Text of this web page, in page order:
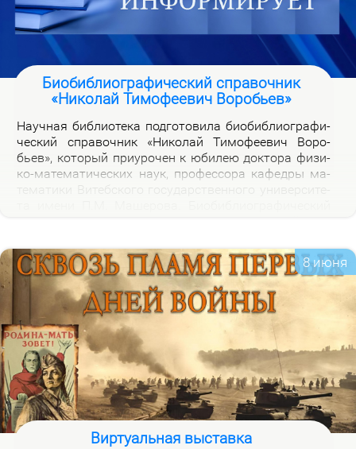
Биобиблиографический справочник
«Николай Тимофеевич Воробьев»
На­уч­ная биб­лио­те­ка под­го­то­ви­ла био­биб­лио­гра­фи­
че­ский спра­воч­ник «Ни­ко­лай Ти­мо­фе­е­вич Во­ро­
бьев», ко­то­рый при­уро­чен к юби­лею док­то­ра физи­
ко-ма­те­ма­ти­че­ских на­ук, про­фес­со­ра ка­фед­ры ма­
2026 го­дов и пуб­ли­ка­ций о нем и его ра­бо­тах. Спра­
воч­ник пред­на­зна­чен для на­уч­ных ра­бот­ни­ков, пре­
по­да­ва­те­лей, ас­пи­ран­тов, сту­ден­тов, всех тех, кто
ин­те­ре­су­ет­ся тео­ри­ей клас­сов ко­неч­ных групп и ме­
то­ди­кой пре­по­да­ва­ния ма­те­ма­ти­ки в шко­ле и ву­зе,
а так­же жиз­нью и де­я­тель­но­стью Ни­ко­лая Ти­мо­фе­
е­ви­ча Во­ро­бье­ва.
8 июня
Виртуальная выставка